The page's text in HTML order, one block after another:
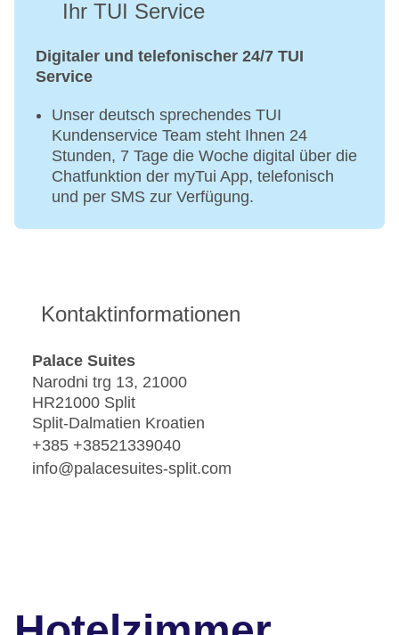
Ihr TUI Service
Digitaler und telefonischer 24/7 TUI
Service
Unser deutsch sprechendes TUI
Kundenservice Team steht Ihnen 24
Stunden, 7 Tage die Woche digital über die
Chatfunktion der myTui App, telefonisch
und per SMS zur Verfügung.
Kontaktinformationen
Palace Suites
Narodni trg 13, 21000
HR21000 Split
Split-Dalmatien Kroatien
+385 +38521339040
info@palacesuites-split.com